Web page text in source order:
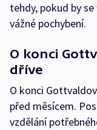
tehdy, pokud by
vážné pochybení.
O konci
dříve
O konci
před měsícem.
vzdělání